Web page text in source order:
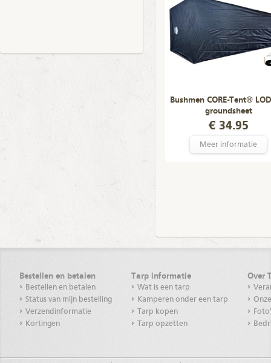
Bushmen CORE-Tent®
groundsheet
€ 34.95
Meer informatie
Bestellen en betalen
Bestellen en betalen
Status van mijn bestelling
Verzendinformatie
Kortingen
Tarp informatie
Wat is een tarp
Kamperen onder een tarp
Tarp kopen
Tarp opzetten
Over